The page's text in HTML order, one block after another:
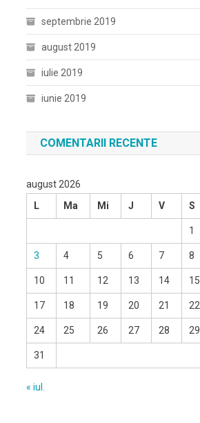
septembrie 2019
august 2019
iulie 2019
iunie 2019
COMENTARII RECENTE
august 2026
L
Ma Mi J V S
1
3 4 5 6 7 8
10 11 12 13 14 15
17 18 19 20 21 22
24 25 26 27 28 29
31
« iul.